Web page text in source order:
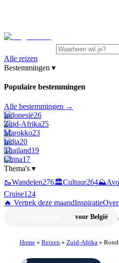
Alle reizen
Bestemmingen ▾
Populaire bestemmingen
Alle bestemmingen →
Indonesië26
Zuid-Afrika25
Marokko23
India20
Thailand19
China17
Thema's ▾
🥾Wandelen276🏛️Cultuur264⛰️
Cruise124
🔥 Vertrek deze maandInspiratie
voor België
Home » Reizen » Zuid-Afrika »